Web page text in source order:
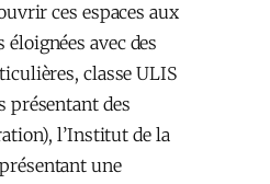
ces espaces aux
avec des
classe ULIS
présentant des
l’Institut de la
une